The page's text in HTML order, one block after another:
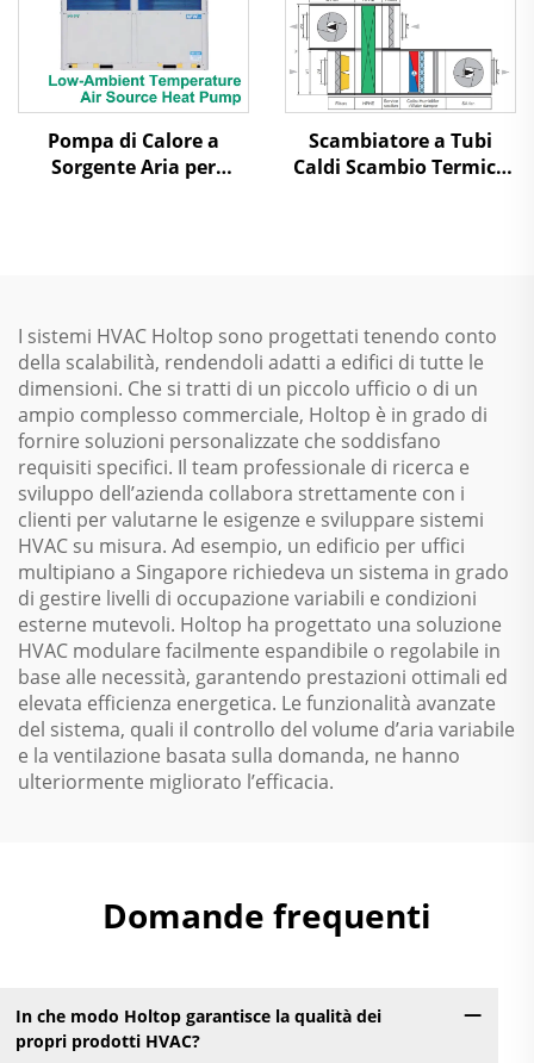
Pompa di Calore a
Sorgente Aria per
Scambiatore a Tubi
Caldi Scambio Termico
I sistemi HVAC Holtop sono progettati tenendo conto
della scalabilità, rendendoli adatti a edifici di tutte le
dimensioni. Che si tratti di un piccolo ufficio o di un
ampio complesso commerciale, Holtop è in grado di
fornire soluzioni personalizzate che soddisfano
requisiti specifici. Il team professionale di ricerca e
sviluppo dell’azienda collabora strettamente con i
clienti per valutarne le esigenze e sviluppare sistemi
HVAC su misura. Ad esempio, un edificio per uffici
multipiano a Singapore richiedeva un sistema in grado
di gestire livelli di occupazione variabili e condizioni
esterne mutevoli. Holtop ha progettato una soluzione
HVAC modulare facilmente espandibile o regolabile in
base alle necessità, garantendo prestazioni ottimali ed
elevata efficienza energetica. Le funzionalità avanzate
del sistema, quali il controllo del volume d’aria variabile
e la ventilazione basata sulla domanda, ne hanno
ulteriormente migliorato l’efficacia.
Domande frequenti
In che modo Holtop garantisce la qualità dei
propri prodotti HVAC?